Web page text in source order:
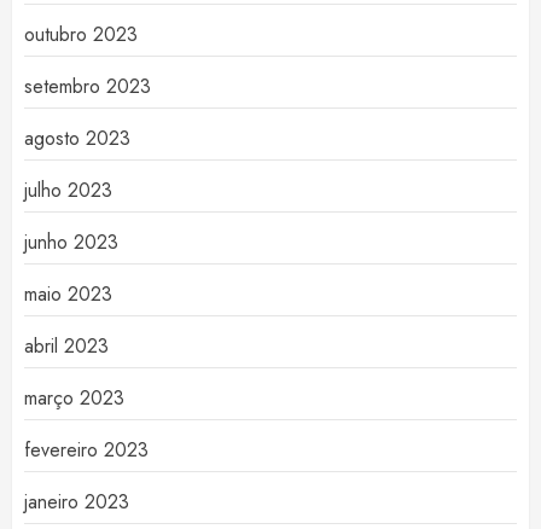
outubro 2023
setembro 2023
agosto 2023
julho 2023
junho 2023
maio 2023
abril 2023
março 2023
fevereiro 2023
janeiro 2023